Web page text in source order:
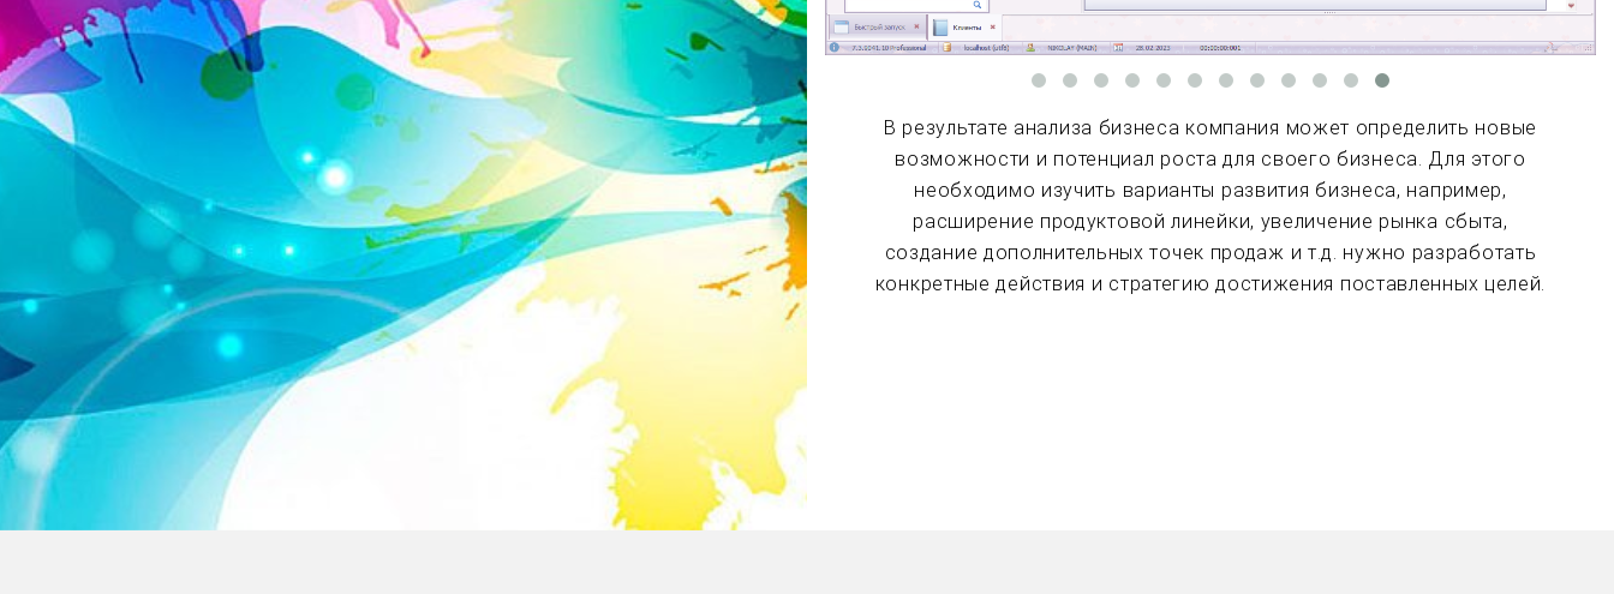
В результате анализа бизнеса компания может определить новые
возможности и потенциал роста для своего бизнеса. Для этого
необходимо изучить варианты развития бизнеса, например,
расширение продуктовой линейки, увеличение рынка сбыта,
создание дополнительных точек продаж и т.д. нужно разработать
конкретные действия и стратегию достижения поставленных целей.